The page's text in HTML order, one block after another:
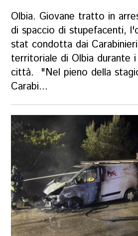
Olbia. Giovane tratto in
di spaccio di stupefacenti,
stat condotta dai
territoriale di Olbia durante
città. "Nel pieno della
Carabi...